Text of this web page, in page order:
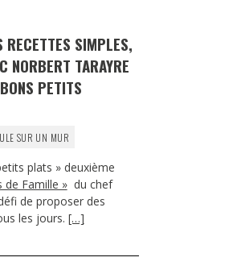
SIMPLES,
NORBERT TARAYRE
PETITS
SUR UN MUR
plats » deuxième
de Famille »du chef
de proposer des
les jours. […]